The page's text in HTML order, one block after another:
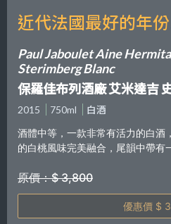
近代法國最好的年
Paul Jaboulet Aine
Sterimberg Blanc
保羅佳布列酒廠 艾米達吉
2015 750ml
白酒
酒體中等，一款非常有活力的白酒
的白桃風味完美融合，尾韻中帶有
原價：$ 3,800
優惠